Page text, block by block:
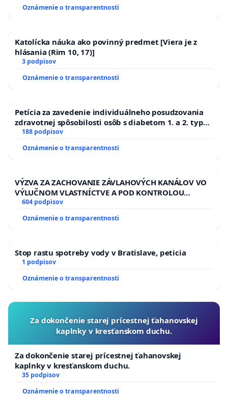
Oznámenie o transparentnosti
Katolícka náuka ako povinný predmet [Viera je z
hlásania (Rim 10, 17)]
3 podpisov
Oznámenie o transparentnosti
Petícia za zavedenie individuálneho posudzovania
zdravotnej spôsobilosti osôb s diabetom 1. a 2. typu
pri prijímaní do Policajného zboru SR
188 podpisov
Oznámenie o transparentnosti
VÝZVA ZA ZACHOVANIE ZÁVLAHOVÝCH KANÁLOV VO
VÝLUČNOM VLASTNÍCTVE A POD KONTROLOU
SLOVENSKEJ REPUBLIKY & žiadosť na riešenie
zanedbaného stavu závlahových a odvodňovacích
kanálov na Slovensku
604 podpisov
Oznámenie o transparentnosti
Stop rastu spotreby vody v Bratislave, peticia
1 podpisov
Oznámenie o transparentnosti
Za dokončenie starej prícestnej ťahanovskej
kaplnky v kresťanskom duchu.
Za dokončenie starej prícestnej ťahanovskej
kaplnky v kresťanskom duchu.
35 podpisov
Oznámenie o transparentnosti